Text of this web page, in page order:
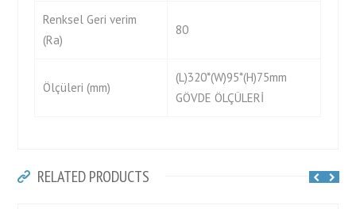
Renksel Geri verim
(Ra)
80
Ölçüleri (mm)
(L)320*(W)95*(H)75mm
GÖVDE ÖLÇÜLERİ
RELATED PRODUCTS